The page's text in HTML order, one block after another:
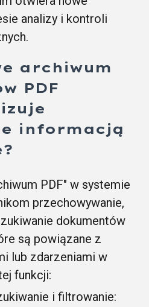
analizy i kontroli
archiwum
PDF
informacją
PDF" w systemie
przechowywanie,
dokumentów
są powiązane z
lub zdarzeniami w
funkcji:
i filtrowanie: